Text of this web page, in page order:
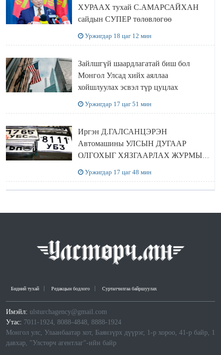
ХУРААХ тухай С.АМАРСАЙХАН
сайдын СУПЕР төлөвлөгөө
Уржигдар 18 цаг 12 мин
Зайлшгүй шаардлагатай биш бол
Монгол Улсад хийх аяллаа
хойшлуулах эсвэл түр цуцлах
Уржигдар 17 цаг 51 мин
Иргэн Д.ГАЛСАНЦЭРЭН
Автомашины УЛСЫН ДУГААР
ОЛГОХЫГ ХЯЗГААРЛАХ ЖУРМЫГ
Уржигдар 17 цаг 48 мин
Бидний тухай Редакцын бодлого Сурталчилгаа байршуулах
Имэйл: ulsturchagency@gmail.com
Утас: 7011-1924, 8088-4848, 8888-1924
Монгол улс, Улаанбаатар хот, Баянзүрх дүүрэг, 1-р хороо, 41-р байр, 1
давхар, "Улстөрч агентлаг"-ийн байр